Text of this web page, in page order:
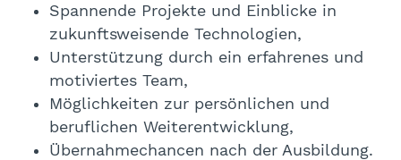
Spannende Projekte und Einblicke in
zukunftsweisende Technologien,
Unterstützung durch ein erfahrenes und
motiviertes Team,
Möglichkeiten zur persönlichen und
beruflichen Weiterentwicklung,
Übernahmechancen nach der Ausbildung.